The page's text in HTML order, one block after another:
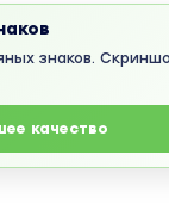
знаков.
качество